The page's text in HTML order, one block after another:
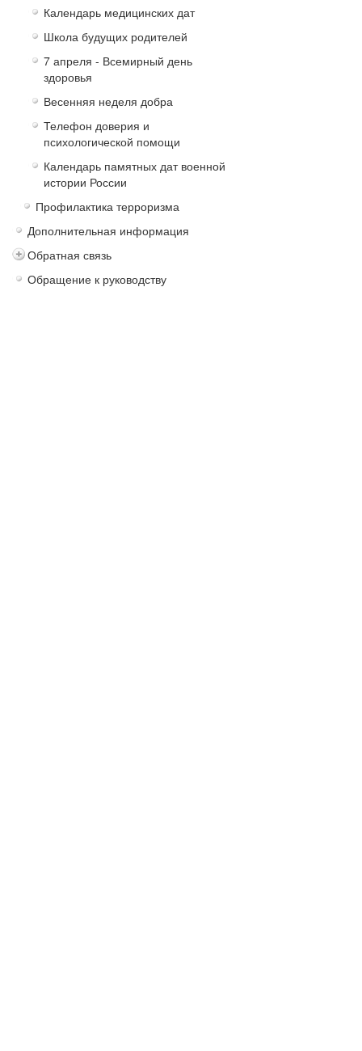
Календарь медицинских дат
Школа будущих родителей
7 апреля - Всемирный день
здоровья
Весенняя неделя добра
Телефон доверия и
психологической помощи
Календарь памятных дат военной
истории России
Профилактика терроризма
Дополнительная информация
Обратная связь
Обращение к руководству